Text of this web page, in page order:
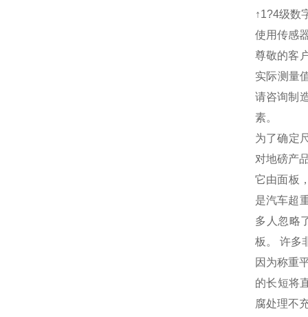
↑1?4级数
使用传感
尊敬的客
实际测量
请咨询制
素。
为了确定
对地磅产
它由面板
是汽车超
多人忽略
板。 许多
因为称重
的长短将
腐处理不